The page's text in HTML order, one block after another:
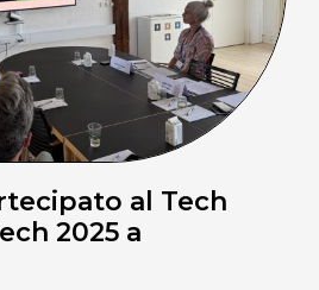
al Tech
2025 a